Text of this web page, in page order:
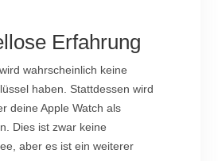
Erfahrung
wahrscheinlich keine
haben. Stattdessen wird
deine Apple Watch als
Dies ist zwar keine
aber es ist ein weiterer